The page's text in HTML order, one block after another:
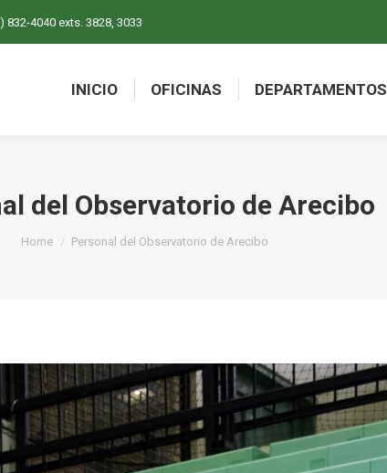
832-4040 exts. 3828, 3033
INICIO OFICINAS DEPARTAMENTOS
del Observatorio de Arecibo
You are here:
Home Personal del Observatorio de Arecibo
INICIO